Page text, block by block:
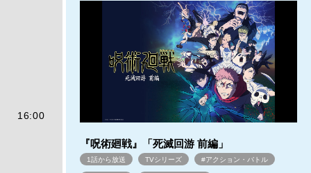
16:00
『呪術廻戦』「死滅回游 前編」
1話から放送 TVシリーズ #アクション・バトル